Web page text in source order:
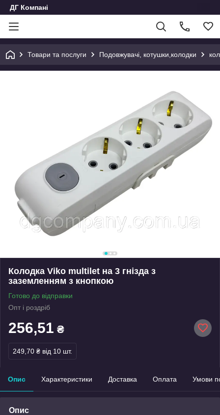
ДГ Компані
Товари та послуги Подовжувачі, котушки,колодки
Колодка Viko multilet на 3 гнізда з
заземленням з кнопкою
Готово до відправки
Опт і роздріб
256,51 ₴
249,70 ₴ від 10 шт.
Опис Характеристики Доставка Оплата Умови
Опис